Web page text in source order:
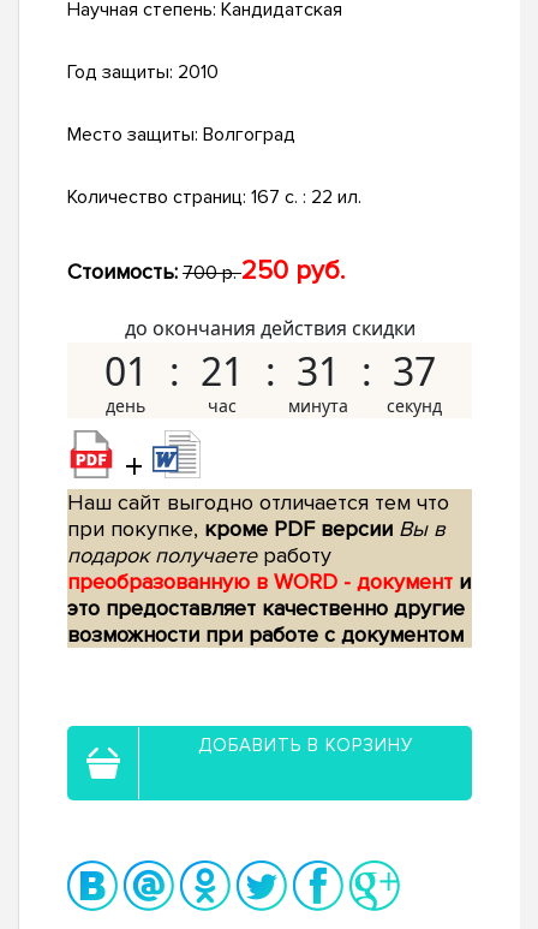
Научная степень: Кандидатская
Год защиты: 2010
Место защиты: Волгоград
Количество страниц: 167 с. : 22 ил.
Стоимость: 700 р.250 руб.
до окончания действия скидки
01 21 31 36
+
Наш сайт выгодно отличается тем что
при покупке, кроме PDF версии Вы в
подарок получаетеработу
преобразованную в WORD - документ и
это предоставляет качественно другие
возможности при работе с документом
ДОБАВИТЬ В КОРЗИНУ